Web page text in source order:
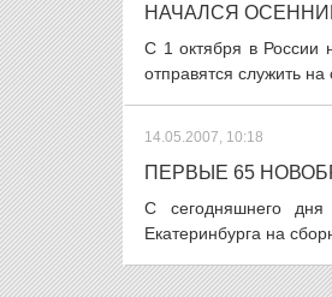
НАЧАЛСЯ
С 1 октября в России
отправятся служить
14.05.2007, 10:18
ПЕРВЫЕ 65
С сегодняшнего дня
Екатеринбурга на